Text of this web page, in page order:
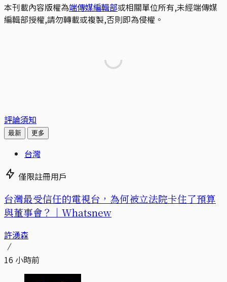
本刊載內容版權為端傳媒編輯部或相關單位所有,未經端傳媒
編輯部授權,請勿轉載或複製,否則即為侵權。
評論須知
最新 更多
台灣
僅限註冊用戶
台灣最受信任的電視台，為何被立法院卡住了預算
與董事會？｜Whatsnew
許湧森
16 小時前